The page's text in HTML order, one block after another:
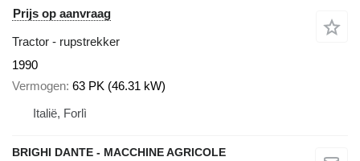
Prijs op aanvraag
Tractor - rupstrekker
1990
Vermogen 63 PK (46.31 kW)
Italië, Forlì
BRIGHI DANTE - MACCHINE AGRICOLE